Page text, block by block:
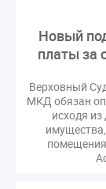
Новый
платы за
Верховный
МКД обязан
исходя